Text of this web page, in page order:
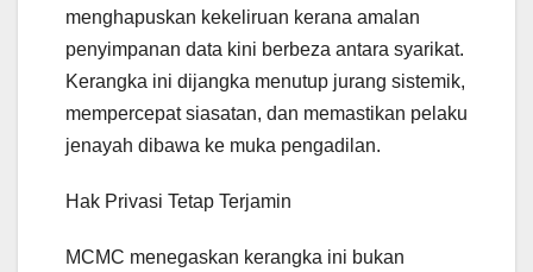
menghapuskan kekeliruan kerana amalan
penyimpanan data kini berbeza antara syarikat.
Kerangka ini dijangka menutup jurang sistemik,
mempercepat siasatan, dan memastikan pelaku
jenayah dibawa ke muka pengadilan.
Hak Privasi Tetap Terjamin
MCMC menegaskan kerangka ini bukan